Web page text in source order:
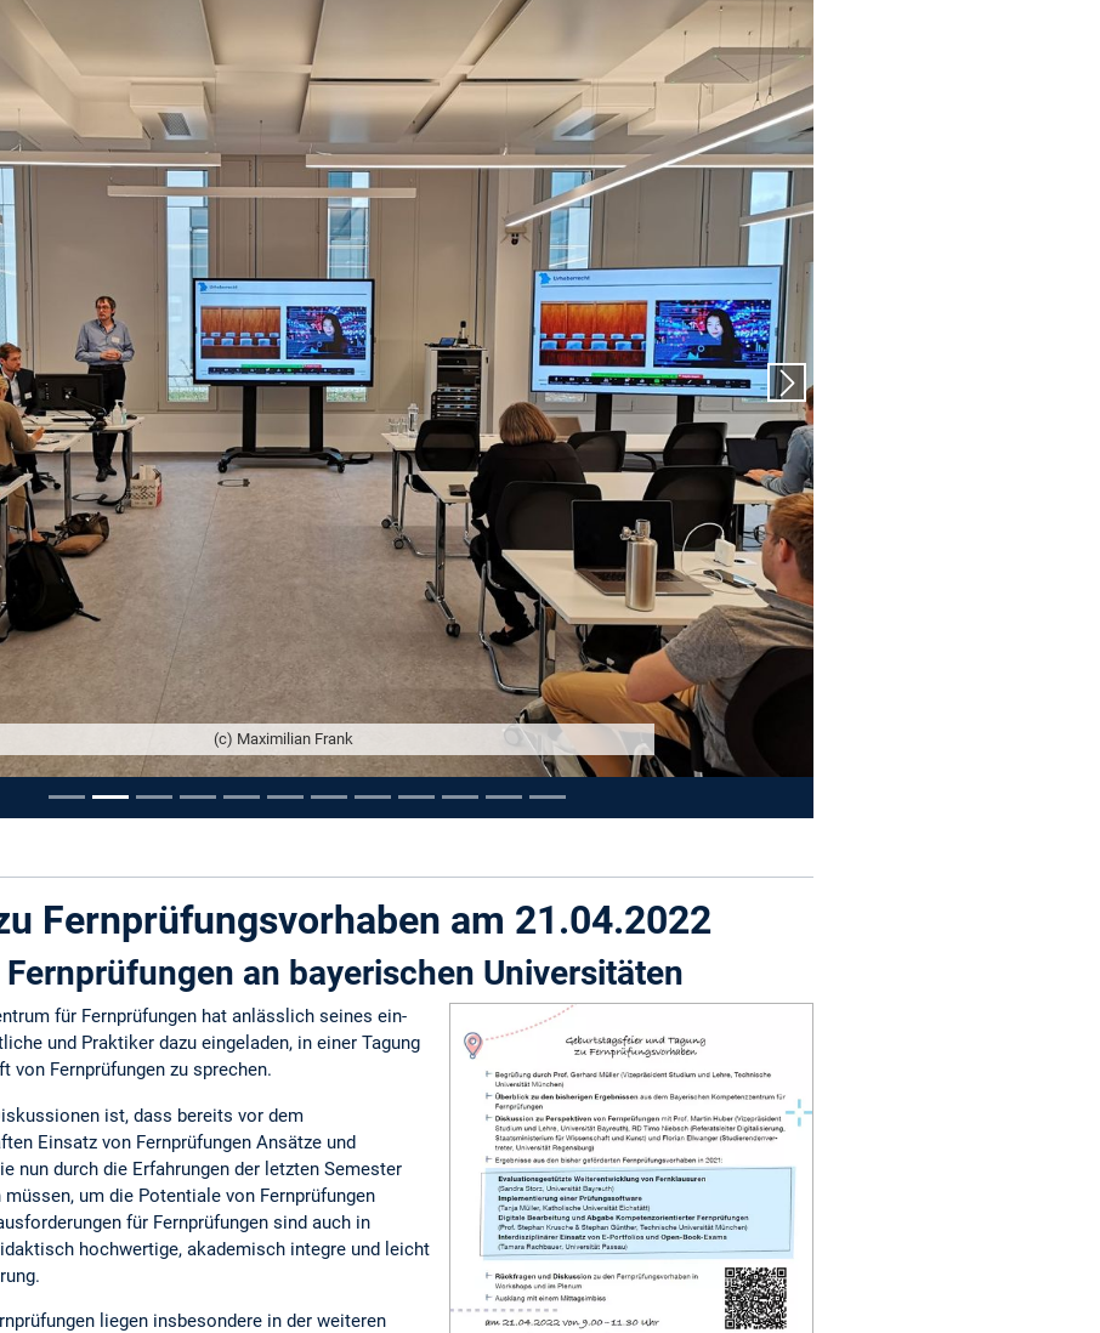
(c) Maximilian Frank
Next slide
Fernprüfungsvorhaben am 21.04.2022
an bayerischen Universitäten
für Fernprüfungen hat anlässlich seines ein-
und Praktiker dazu eingeladen, in einer Tagung
von Fernprüfungen zu sprechen.
ist, dass bereits vor dem
Einsatz von Fernprüfungen Ansätze und
nun durch die Erfahrungen der letzten Semester
um die Potentiale von Fernprüfungen
für Fernprüfungen sind auch in
hochwertige, akademisch integre und leicht
liegen insbesondere in der weiteren